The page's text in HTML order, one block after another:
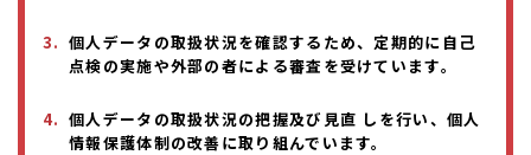
個人データの取扱状況を確認するため、定期的に自己
点検の実施や外部の者による審査を受けています。
個人データの取扱状況の把握及び見直 しを行い、個人
情報保護体制の改善に取り組んでいます。